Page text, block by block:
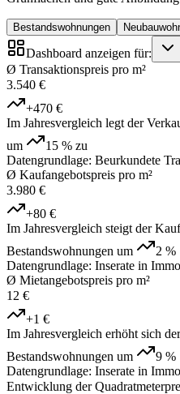
Bestandswohnungen
Dashboard anzeigen für:
Ø Transaktionspreis pro m²
3.540 €
+470 €
Im Jahresvergleich legt der
um
15 % zu
Datengrundlage: Beurkundete
Ø Kaufangebotspreis pro m²
3.980 €
+80 €
Im Jahresvergleich steigt der
Bestandswohnungen um
2 %
Datengrundlage: Inserate in
Ø Mietangebotspreis pro m²
12 €
+1 €
Im Jahresvergleich erhöht sich
Bestandswohnungen um
9 %
Datengrundlage: Inserate in
Entwicklung der